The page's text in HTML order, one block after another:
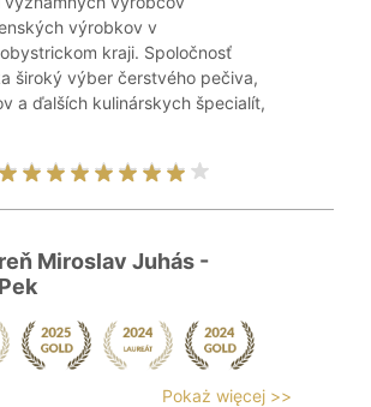
výrobkov v
kraji. Spoločnosť
široký výber čerstvého pečiva,
a ďalších kulinárskych špecialít,
Miroslav Juhás -
Pokaż więcej >>